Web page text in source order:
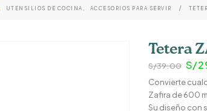
UTENSILIOS DE COCINA , ACCESORIOS PARA SERVIR
Tetera
S/39.00 El
era:
S/
S/
Convierte
Zafira de 600
Su diseño con